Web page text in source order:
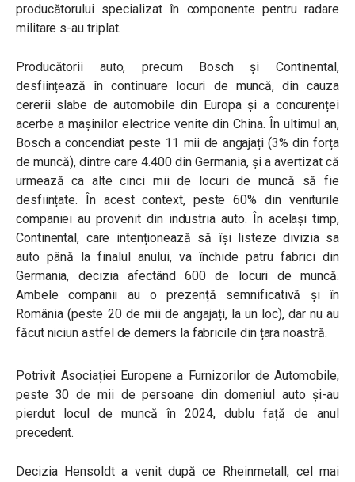
producătorului specializat în componente pentru radare
militare s-au triplat.
Producătorii auto, precum Bosch și Continental,
desființează în continuare locuri de muncă, din cauza
cererii slabe de automobile din Europa și a concurenței
acerbe a mașinilor electrice venite din China. În ultimul an,
Bosch a concendiat peste 11 mii de angajați (3% din forța
de muncă), dintre care 4.400 din Germania, și a avertizat că
urmează ca alte cinci mii de locuri de muncă să fie
desființate. În acest context, peste 60% din veniturile
companiei au provenit din industria auto. În același timp,
Continental, care intenționează să își listeze divizia sa
auto până la finalul anului, va închide patru fabrici din
Germania, decizia afectând 600 de locuri de muncă.
Ambele companii au o prezență semnificativă și în
România (peste 20 de mii de angajați, la un loc), dar nu au
făcut niciun astfel de demers la fabricile din țara noastră.
Potrivit Asociației Europene a Furnizorilor de Automobile,
peste 30 de mii de persoane din domeniul auto și-au
pierdut locul de muncă în 2024, dublu față de anul
precedent.
Decizia Hensoldt a venit după ce Rheinmetall, cel mai